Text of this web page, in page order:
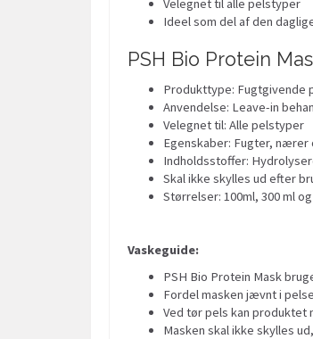
Velegnet til alle pelstyper
Ideel som del af den
PSH Bio Protein
Produkttype: Fugtgivende
Anvendelse: Leave-in
Velegnet til: Alle pelstyper
Egenskaber: Fugter,
Indholdsstoffer:
Skal ikke skylles ud efter
Størrelser: 100ml, 300 ml
Vaskeguide:
PSH Bio Protein Mask
Fordel masken jævnt i
Ved tør pels kan
Masken skal ikke skylles